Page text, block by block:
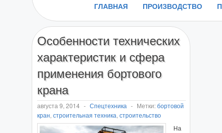
ГЛАВНАЯ ПРОИЗВОДСТВО
Особенности технических
характеристик и сфера
применения бортового
крана
августа 9, 2014 - Спецтехника - Метки:бортовой
кран, строительная техника, строительство
На